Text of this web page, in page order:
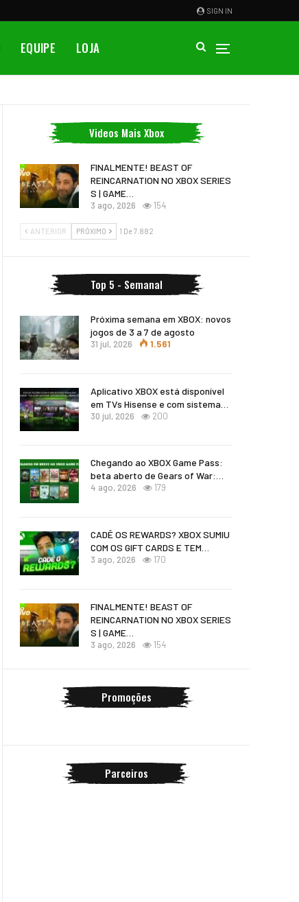
SIGN IN
EQUIPE LOJA
Videos Mais Xbox
FINALMENTE! BEAST OF
REINCARNATION NO XBOX SERIES
S | GAME…
3 ago, 2026 154
ANTERIOR PRÓXIMO 1 De 7.882
Top 5 - Semanal
Próxima semana em XBOX: novos
jogos de 3 a 7 de agosto
31 jul, 2026 1.561
Aplicativo XBOX está disponível
em TVs Hisense e com sistema…
30 jul, 2026 200
Chegando ao XBOX Game Pass:
beta aberto de Gears of War:…
4 ago, 2026 179
CADÊ OS REWARDS? XBOX SUMIU
COM OS GIFT CARDS E TEM…
3 ago, 2026 170
FINALMENTE! BEAST OF
REINCARNATION NO XBOX SERIES
S | GAME…
3 ago, 2026 154
Promoções
Parceiros